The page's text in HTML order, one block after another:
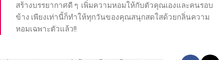
สร้างบรรยากาศดี ๆ เพิ่มความหอมให้กับตัวคุณเองและคนรอบ
ข้าง เพียงเท่านี้ก็ทำให้ทุกวันของคุณสนุกสดใสด้วยกลิ่นความ
หอมเฉพาะตัวแล้ว!!